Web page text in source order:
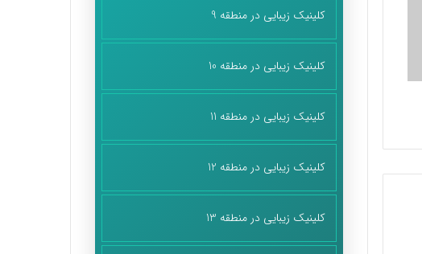
کلینیک زیبایی در منطقه 9
کلینیک زیبایی در منطقه 10
کلینیک زیبایی در منطقه 11
کلینیک زیبایی در منطقه 12
کلینیک زیبایی در منطقه 13